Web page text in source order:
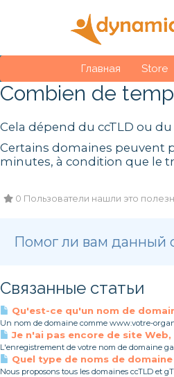
Главная Store
Combien de
Cela dépend du ccTLD ou
Certains domaines peuvent
minutes, à condition que le
0 Пользователи нашли это
Помог ли вам данный
Связанные статьи
Qu'est-ce qu'un nom de
Un nom de domaine comme www.votre-
Je n'ai pas encore de site
L'enregistrement de votre nom de domaine
Quel type de noms de
Nous proposons tous les domaines ccTLD et